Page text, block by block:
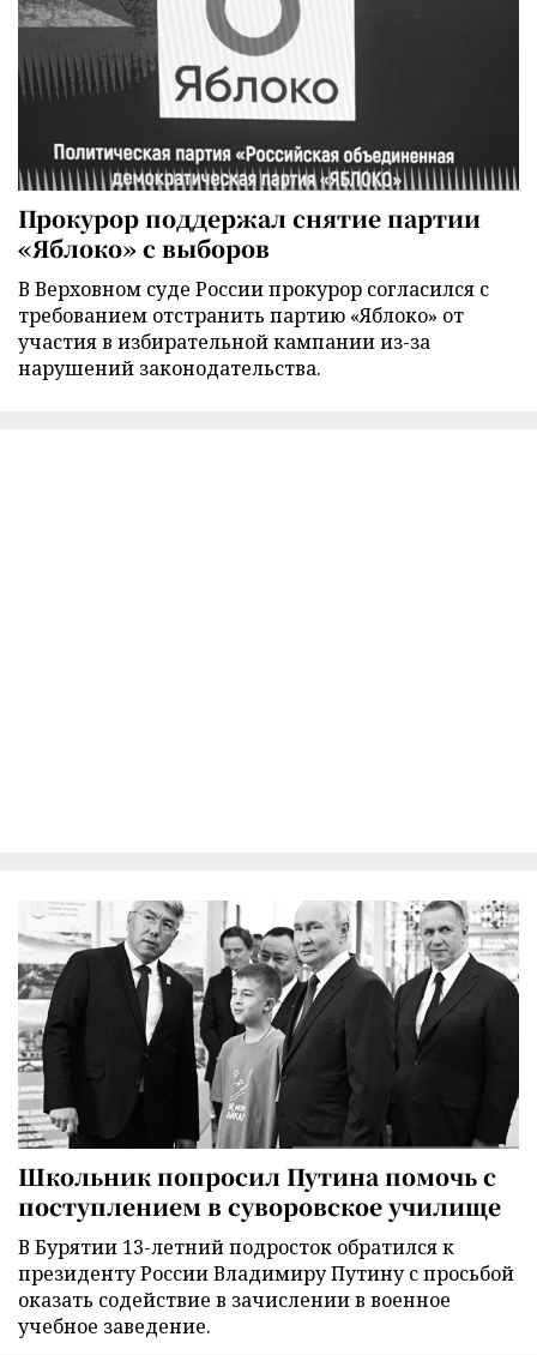
Прокурор поддержал снятие партии
«Яблоко» с выборов
В Верховном суде России прокурор согласился с
требованием отстранить партию «Яблоко» от
участия в избирательной кампании из-за
нарушений законодательства.
Школьник попросил Путина помочь с
поступлением в суворовское училище
В Бурятии 13-летний подросток обратился к
президенту России Владимиру Путину с просьбой
оказать содействие в зачислении в военное
учебное заведение.